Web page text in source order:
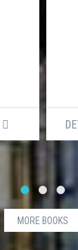
MORE BOOKS